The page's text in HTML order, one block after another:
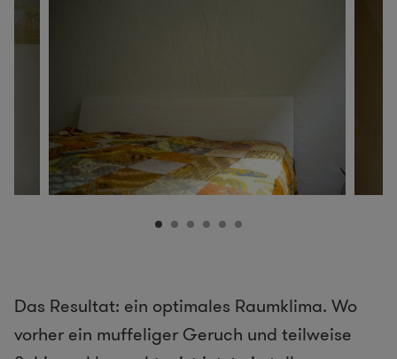
Das Resultat: ein optimales Raumklima. Wo
vorher ein muffeliger Geruch und teilweise